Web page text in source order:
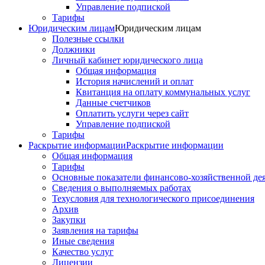
Управление подпиской
Тарифы
Юридическим лицамЮридическим лицам
Полезные ссылки
Должники
Личный кабинет юридического лица
Общая информация
История начислений и оплат
Квитанция на оплату коммунальных услуг
Данные счетчиков
Оплатить услуги через сайт
Управление подпиской
Тарифы
Раскрытие информацииРаскрытие информации
Общая информация
Тарифы
Основные показатели финансово-хозяйственной
Сведения о выполняемых работах
Техусловия для технологического присоединения
Архив
Закупки
Заявления на тарифы
Иные сведения
Качество услуг
Лицензии